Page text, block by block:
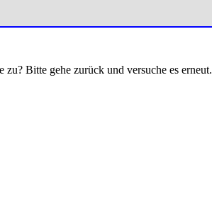
Bitte gehe zurück und versuche es erneut.